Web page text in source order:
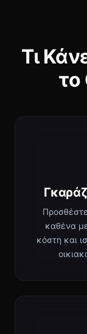
Τι
το
καθένα
κόστη και